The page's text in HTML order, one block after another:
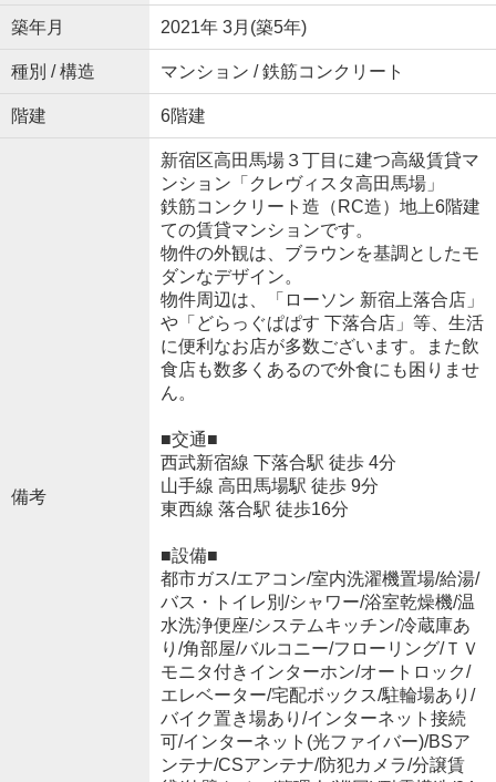
築年月 2021年 3月(築5年)
種別 / 構造 マンション / 鉄筋コンクリート
階建 6階建
備考
新宿区高田馬場３丁目に建つ高級賃貸マ
ンション「クレヴィスタ高田馬場」
鉄筋コンクリート造（RC造）地上6階建
ての賃貸マンションです。
物件の外観は、ブラウンを基調としたモ
ダンなデザイン。
物件周辺は、「ローソン 新宿上落合店」
や「どらっぐぱぱす 下落合店」等、生活
に便利なお店が多数ございます。また飲
食店も数多くあるので外食にも困りませ
ん。
■交通■
西武新宿線 下落合駅 徒歩 4分
山手線 高田馬場駅 徒歩 9分
東西線 落合駅 徒歩16分
■設備■
都市ガス/エアコン/室内洗濯機置場/給湯/
バス・トイレ別/シャワー/浴室乾燥機/温
水洗浄便座/システムキッチン/冷蔵庫あ
り/角部屋/バルコニー/フローリング/ＴＶ
モニタ付きインターホン/オートロック/
エレベーター/宅配ボックス/駐輪場あり/
バイク置き場あり/インターネット接続
可/インターネット(光ファイバー)/BSア
ンテナ/CSアンテナ/防犯カメラ/分譲賃